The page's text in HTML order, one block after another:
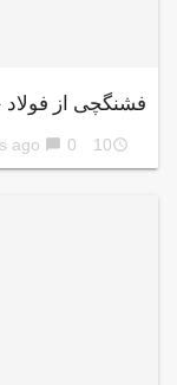
فشنگچی از
access_time
10 years ago
chat_bubble 0